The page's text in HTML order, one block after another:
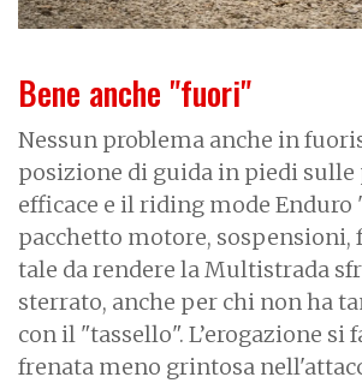
Bene anche "fuori"
Nessun problema anche in
posizione di guida in piedi sulle
efficace e il riding mode Enduro
pacchetto motore, sospensioni,
tale da rendere la Multistrada
sterrato, anche per chi non ha
con il "tassello". L’erogazione si
frenata meno grintosa